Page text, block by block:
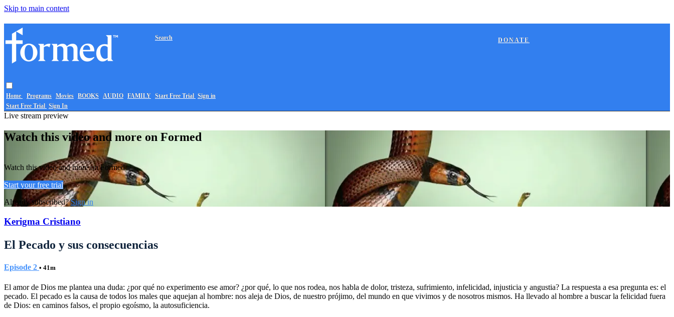
Skip to main content
Home Programs Movies BOOKS AUDIO FAMILY
DONATE
Search
Start Free Trial Sign in
Start Free Trial Sign In
Live stream preview
Watch this video and more on Formed
Watch this video and more on Formed
Start your free trial
Already subscribed?Sign in
Kerigma Cristiano
El Pecado y sus consecuencias
Episode 2 • 41m
El amor de Dios me plantea una duda: ¿por qué no experimento ese amor? ¿por qué, lo que nos rodea, nos habla de dolor, tristeza, sufrimiento, infelicidad, injusticia y angustia? La respuesta a esa pregunta es: el
pecado. El pecado es la causa de todos los males que aquejan al hombre: nos aleja de Dios, de nuestro prójimo, del mundo en que vivimos y de nosotros mismos. Ha llevado al hombre a buscar la felicidad fuera
de Dios: en caminos falsos, el propio egoísmo, la autosuficiencia.